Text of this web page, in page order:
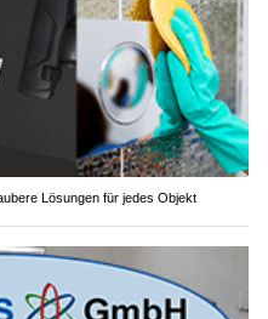
Lösungen für jedes Objekt